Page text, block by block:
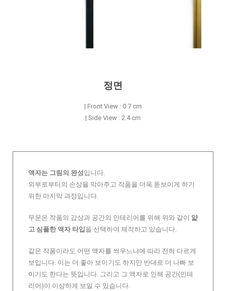
정면
| Front View : 0.7 cm
| Side View : 2.4 cm
액자는 그림의 완성입니다.
외부로부터의 손상을 막아주고 작품을 더욱 돋보이게 하기
위한 마지막 과정입니다.
무문은 작품의 감상과 공간의 인테리어를 위해 위와 같이 얇
고 심플한 액자 타입 을 선택하여 제작하고 있습니다.
같은 작품이라도 어떤 액자를 씌우느냐에 따라 전혀 다르게
보입니다. 이는 더 좋아 보이기도 하지만 반대로 더 나빠 보
이기도 한다는 뜻입니다. 그리고 그 액자로 인해 공간(인테
리어)이 이상하게 보일 수 있습니다.